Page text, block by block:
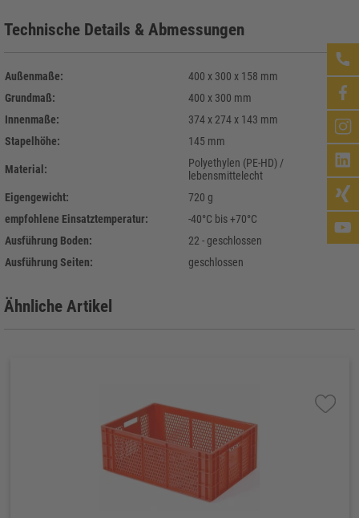
Technische Details & Abmessungen
Außenmaße:
400 x 300 x 158 mm
Grundmaß:
400 x 300 mm
Innenmaße:
374 x 274 x 143 mm
Stapelhöhe:
145 mm
Material:
Polyethylen (PE-HD) /
lebensmittelecht
Eigengewicht:
720 g
empfohlene Einsatztemperatur:
-40°C bis +70°C
Ausführung Boden:
22 - geschlossen
Ausführung Seiten:
geschlossen
Ähnliche Artikel